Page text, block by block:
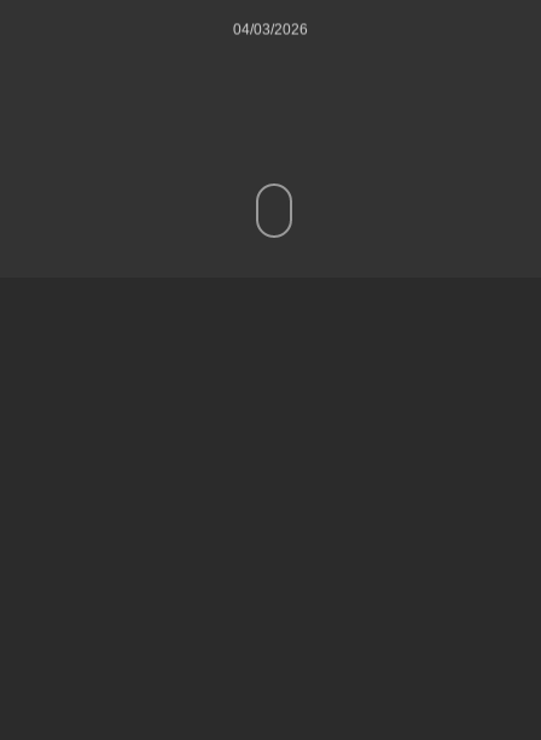
04/03/2026